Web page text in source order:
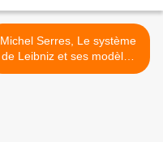
Michel Serres, Le système
de Leibniz et ses modèles
mathématiques >